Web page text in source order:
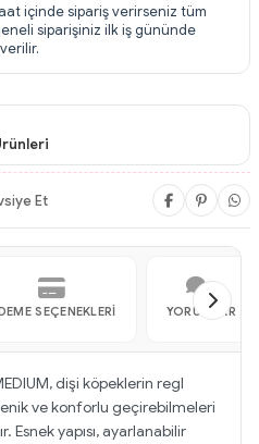
içinde sipariş verirseniz tüm
siparişiniz ilk iş gününde
Et
SEÇENEKLERI YORUMLAR
dişi köpeklerin regl
ve konforlu geçirebilmeleri
Esnek yapısı, ayarlanabilir